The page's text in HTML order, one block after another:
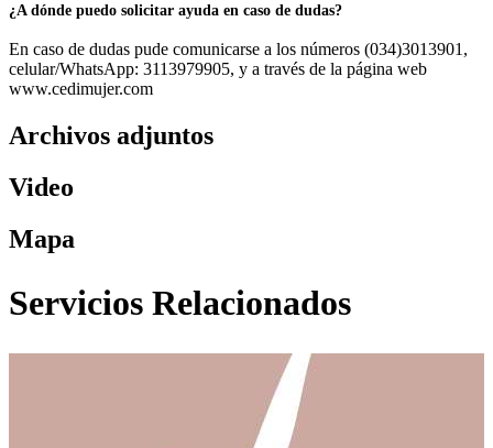
¿A dónde puedo solicitar ayuda en caso de dudas?
En caso de dudas pude comunicarse a los números (034)3013901,
celular/WhatsApp: 3113979905, y a través de la página web
www.cedimujer.com
Archivos adjuntos
Video
Mapa
Servicios Relacionados